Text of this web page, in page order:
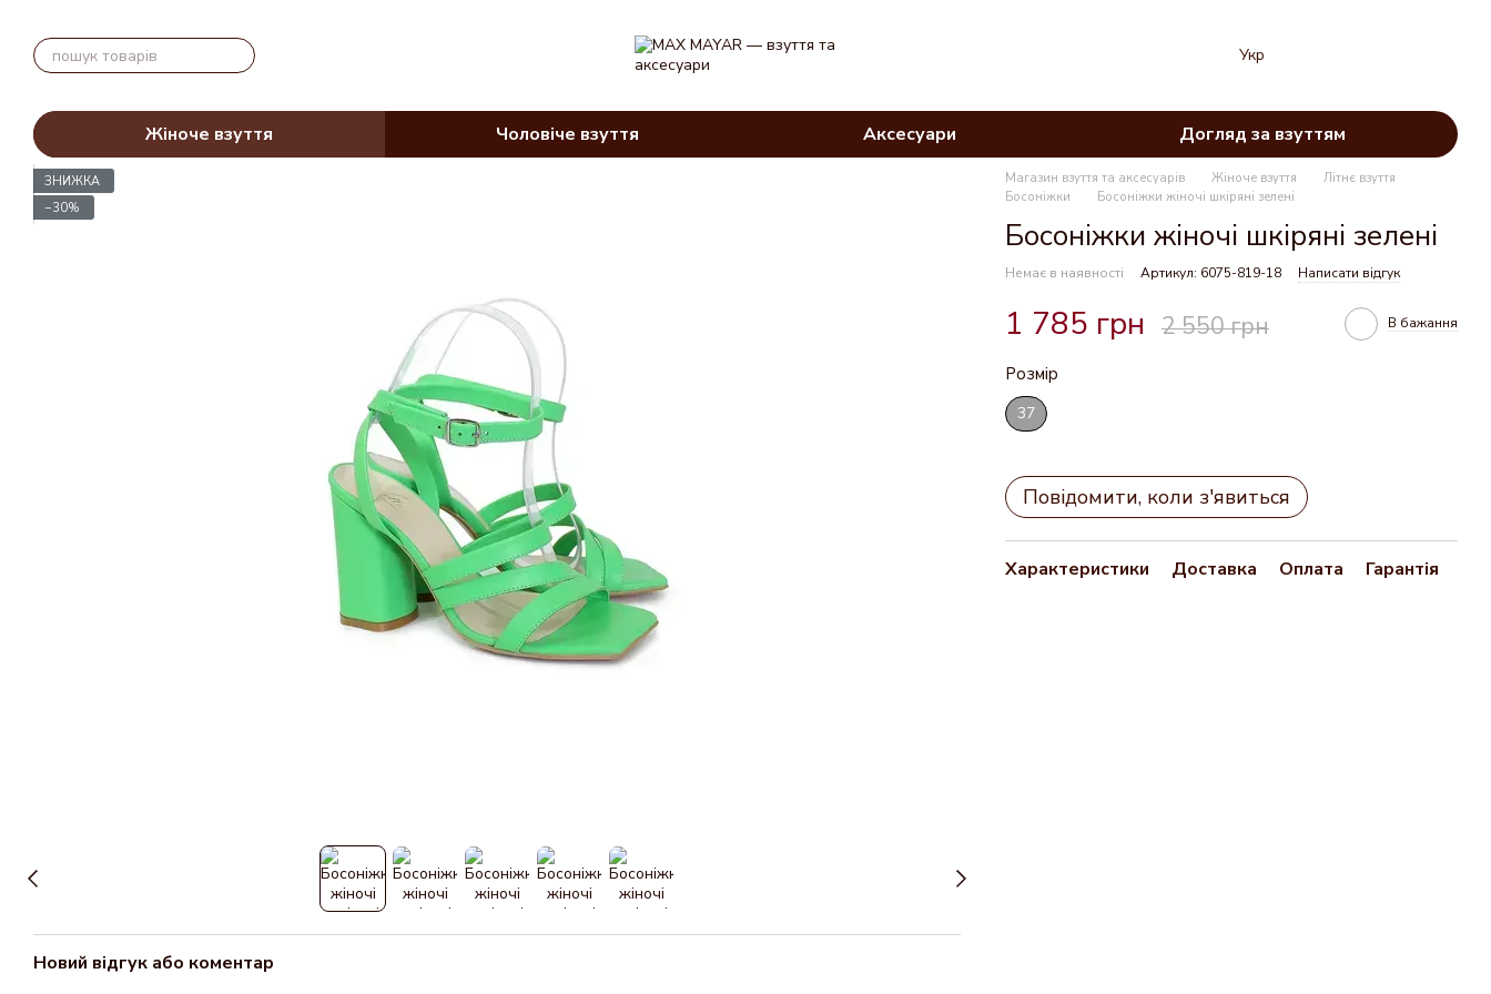
Укр
Жіноче взуття Чоловіче взуття Аксесуари Догляд за взуттям
ЗНИЖКА
−30%
Новий відгук або коментар
Магазин взуття та аксесуарів Жіноче взуття
Літнє взуття
Босоніжки
Босоніжки жіночі шкіряні зелені
Босоніжки жіночі шкіряні зелені
Немає в наявності Артикул: 6075-819-18 Написати відгук
1 785 грн 2 550 грн В бажання
Розмір
37
Повідомити, коли з'явиться
Характеристики Доставка Оплата Гарантія